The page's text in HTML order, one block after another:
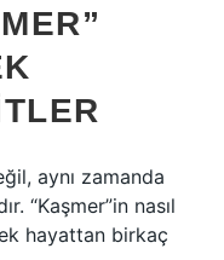
aynı zamanda
“Kaşmer”in nasıl
hayattan birkaç